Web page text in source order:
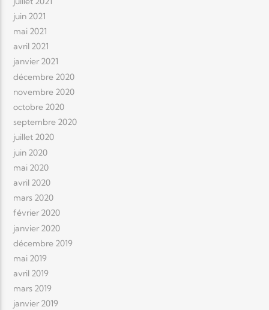
juin 2021
mai 2021
avril 2021
janvier 2021
décembre 2020
novembre 2020
octobre 2020
septembre 2020
juillet 2020
juin 2020
mai 2020
avril 2020
mars 2020
février 2020
janvier 2020
décembre 2019
mai 2019
avril 2019
mars 2019
janvier 2019